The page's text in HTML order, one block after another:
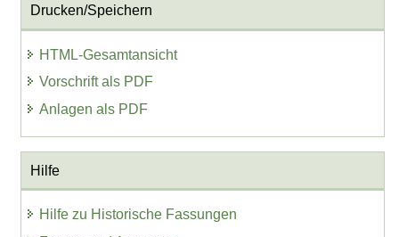
Drucken/Speichern
HTML-Gesamtansicht
Vorschrift als PDF
Anlagen als PDF
Hilfe
Hilfe zu Historische Fassungen